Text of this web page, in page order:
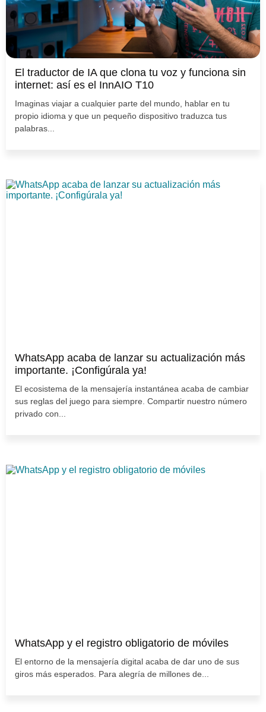
El traductor de IA que clona tu voz y funciona sin
internet: así es el InnAIO T10
Imaginas viajar a cualquier parte del mundo, hablar en tu
propio idioma y que un pequeño dispositivo traduzca tus
palabras...
WhatsApp acaba de lanzar su actualización más
importante. ¡Configúrala ya!
El ecosistema de la mensajería instantánea acaba de cambiar
sus reglas del juego para siempre. Compartir nuestro número
privado con...
WhatsApp y el registro obligatorio de móviles
El entorno de la mensajería digital acaba de dar uno de sus
giros más esperados. Para alegría de millones de...